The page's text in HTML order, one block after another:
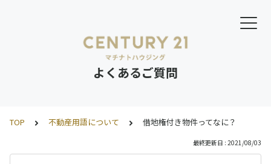
よくあるご質問
TOP 不動産用語について 借地権付き物件ってなに？
最終更新日 : 2021/08/03